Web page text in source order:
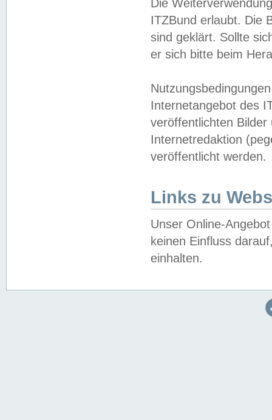
Die
ITZBund erlaubt. Die
sind geklärt. Sollte
er sich bitte beim
Internetangebot des
veröffentlichten
Internetredaktion
veröffentlicht werden.
Links zu
Unser Online-
keinen Einfluss
einhalten.